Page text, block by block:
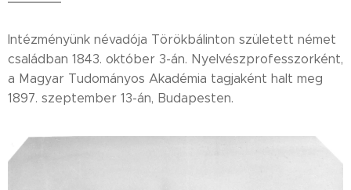
Intézményünk névadója Törökbálinton született német
családban 1843. október 3-án. Nyelvészprofesszorként,
a Magyar Tudományos Akadémia tagjaként halt meg
1897. szeptember 13-án, Budapesten.